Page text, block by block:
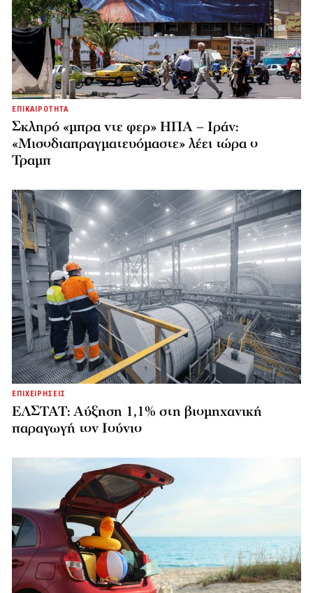
ΕΠΙΚΑΙΡΟΤΗΤΑ
Σκληρό «μπρα ντε φερ» ΗΠΑ – Ιράν:
«Μισοδιαπραγματευόμαστε» λέει τώρα ο
Τραμπ
ΕΠΙΧΕΙΡΗΣΕΙΣ
ΕΛΣΤΑΤ: Αύξηση 1,1% στη βιομηχανική
παραγωγή τον Ιούνιο